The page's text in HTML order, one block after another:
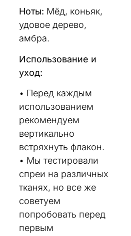
Ноты: Мёд, коньяк,
удовое дерево,
амбра.
Использование и
уход:
• Перед каждым
использованием
рекомендуем
вертикально
встряхнуть флакон.
• Мы тестировали
спреи на различных
тканях, но все же
советуем
попробовать перед
первым